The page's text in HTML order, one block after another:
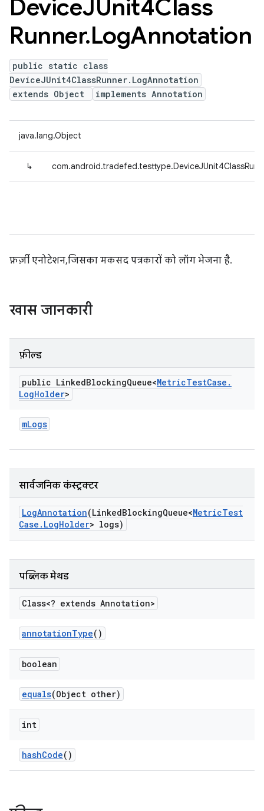
DeviceJUnit4Class
Runner.LogAnnotation
public static class
DeviceJUnit4ClassRunner.LogAnnotation
extends Object
implements Annotation
java.lang.Object
↳
फ़र्ज़ी एनोटेशन, जिसका मकसद पत्रकारों को लॉग भेजना है.
खास जानकारी
फ़ील्ड
public LinkedBlockingQueue<MetricTestCase .
LogHolder>
mLogs
सार्वजनिक कंस्ट्रक्टर
LogAnnotation(LinkedBlockingQueue<MetricTest
Case . LogHolder> logs)
पब्लिक मेथड
Class<? extends Annotation>
annotationType()
boolean
equals(Object other)
int
hashCode()